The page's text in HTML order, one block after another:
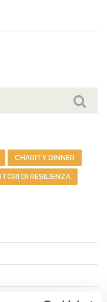
CHARITY DINNER
DI RESILIENZA